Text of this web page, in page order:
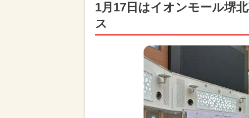
1月17日はイオンモール堺
ス